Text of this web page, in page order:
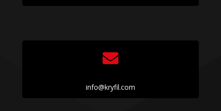

info@kryfil.com